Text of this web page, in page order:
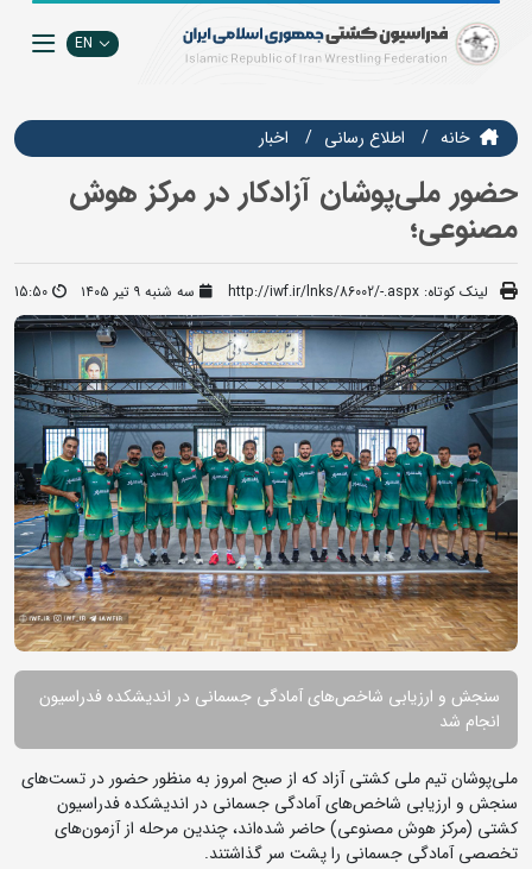
EN
خانه اطلاع رسانی اخبار
حضور ملی‌پوشان آزادکار در مرکز هوش
مصنوعی؛
لینک کوتاه: http://iwf.ir/lnks/86002/-.aspx سه شنبه ۹ تیر ۱۴۰۵ 15:50
سنجش و ارزیابی شاخص‌های آمادگی جسمانی در اندیشکده فدراسیون
انجام شد
ملی‌پوشان تیم ملی کشتی آزاد که از صبح امروز به منظور حضور در تست‌های
سنجش و ارزیابی شاخص‌های آمادگی جسمانی در اندیشکده فدراسیون
کشتی (مرکز هوش مصنوعی) حاضر شده‌اند، چندین مرحله از آزمون‌های
تخصصی آمادگی جسمانی را پشت سر گذاشتند.